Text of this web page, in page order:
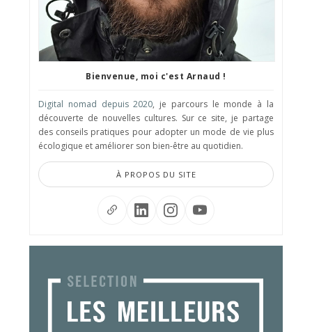
Bienvenue, moi c'est Arnaud !
Digital nomad depuis 2020, je parcours le monde à la
découverte de nouvelles cultures. Sur ce site, je partage
des conseils pratiques pour adopter un mode de vie plus
écologique et améliorer son bien-être au quotidien.
À PROPOS DU SITE